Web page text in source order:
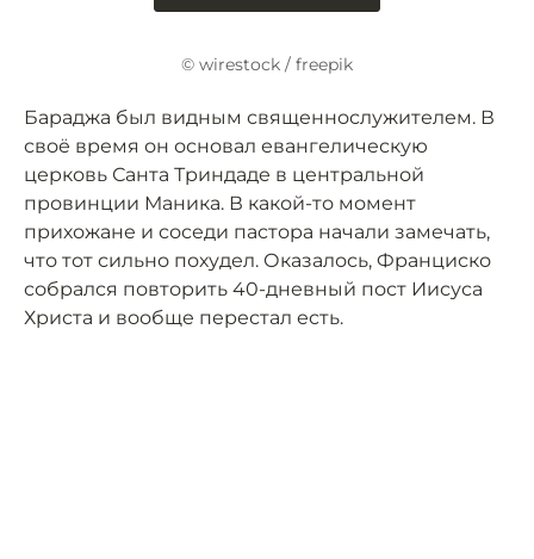
© wirestock / freepik
Бараджа был видным священнослужителем. В
своё время он основал евангелическую
церковь Санта Триндаде в центральной
провинции Маника. В какой-то момент
прихожане и соседи пастора начали замечать,
что тот сильно похудел. Оказалось, Франциско
собрался повторить 40-дневный пост Иисуса
Христа и вообще перестал есть.